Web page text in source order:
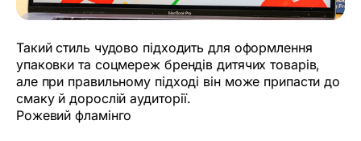
Такий стиль чудово підходить для оформлення
упаковки та соцмереж брендів дитячих товарів,
але при правильному підході він може припасти до
смаку й дорослій аудиторії.
Рожевий фламінго